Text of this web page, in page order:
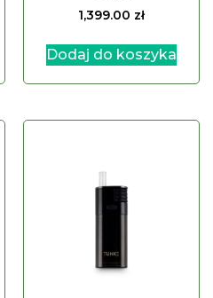
1,399.00 zł
Dodaj do koszyka